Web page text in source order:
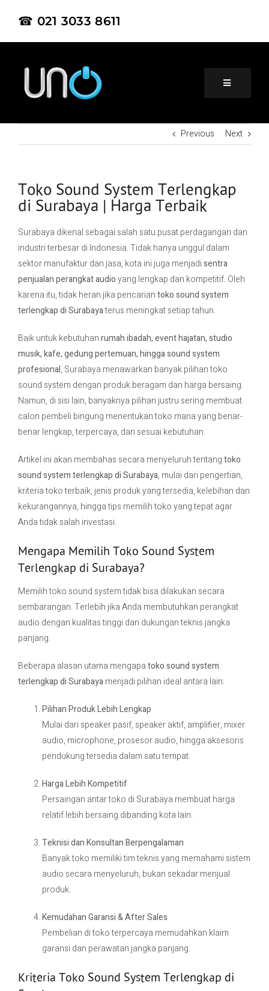
☎ 021 3033 8611
Home
Project
Contact Us
Previous Next
Toko Sound System Terlengkap
di Surabaya | Harga Terbaik
Surabaya dikenal sebagai salah satu pusat perdagangan dan
industri terbesar di Indonesia. Tidak hanya unggul dalam
sektor manufaktur dan jasa, kota ini juga menjadisentra
penjualan perangkat audioyang lengkap dan kompetitif. Oleh
karena itu, tidak heran jika pencariantoko sound system
terlengkap di Surabayaterus meningkat setiap tahun.
Baik untuk kebutuhanrumah ibadah, event hajatan, studio
musik, kafe, gedung pertemuan, hingga sound system
profesional, Surabaya menawarkan banyak pilihan toko
sound system dengan produk beragam dan harga bersaing.
Namun, di sisi lain, banyaknya pilihan justru sering membuat
calon pembeli bingung menentukan toko mana yang benar-
benar lengkap, terpercaya, dan sesuai kebutuhan.
Artikel ini akan membahas secara menyeluruh tentangtoko
sound system terlengkap di Surabaya, mulai dari pengertian,
kriteria toko terbaik, jenis produk yang tersedia, kelebihan dan
kekurangannya, hingga tips memilih toko yang tepat agar
Anda tidak salah investasi.
Mengapa Memilih Toko Sound System
Terlengkap di Surabaya?
Memilih toko sound system tidak bisa dilakukan secara
sembarangan. Terlebih jika Anda membutuhkan perangkat
audio dengan kualitas tinggi dan dukungan teknis jangka
panjang.
Beberapa alasan utama mengapatoko sound system
terlengkap di Surabayamenjadi pilihan ideal antara lain:
Pilihan Produk Lebih Lengkap
Mulai dari speaker pasif, speaker aktif, amplifier, mixer
audio, microphone, prosesor audio, hingga aksesoris
pendukung tersedia dalam satu tempat.
Harga Lebih Kompetitif
Persaingan antar toko di Surabaya membuat harga
relatif lebih bersaing dibanding kota lain.
Teknisi dan Konsultan Berpengalaman
Banyak toko memiliki tim teknis yang memahami sistem
audio secara menyeluruh, bukan sekadar menjual
produk.
Kemudahan Garansi & After Sales
Pembelian di toko terpercaya memudahkan klaim
garansi dan perawatan jangka panjang.
Kriteria Toko Sound System Terlengkap di